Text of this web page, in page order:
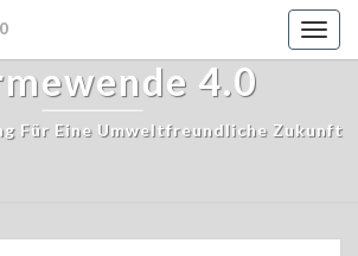
4.0
Für Eine Umweltfreundliche Zukunft